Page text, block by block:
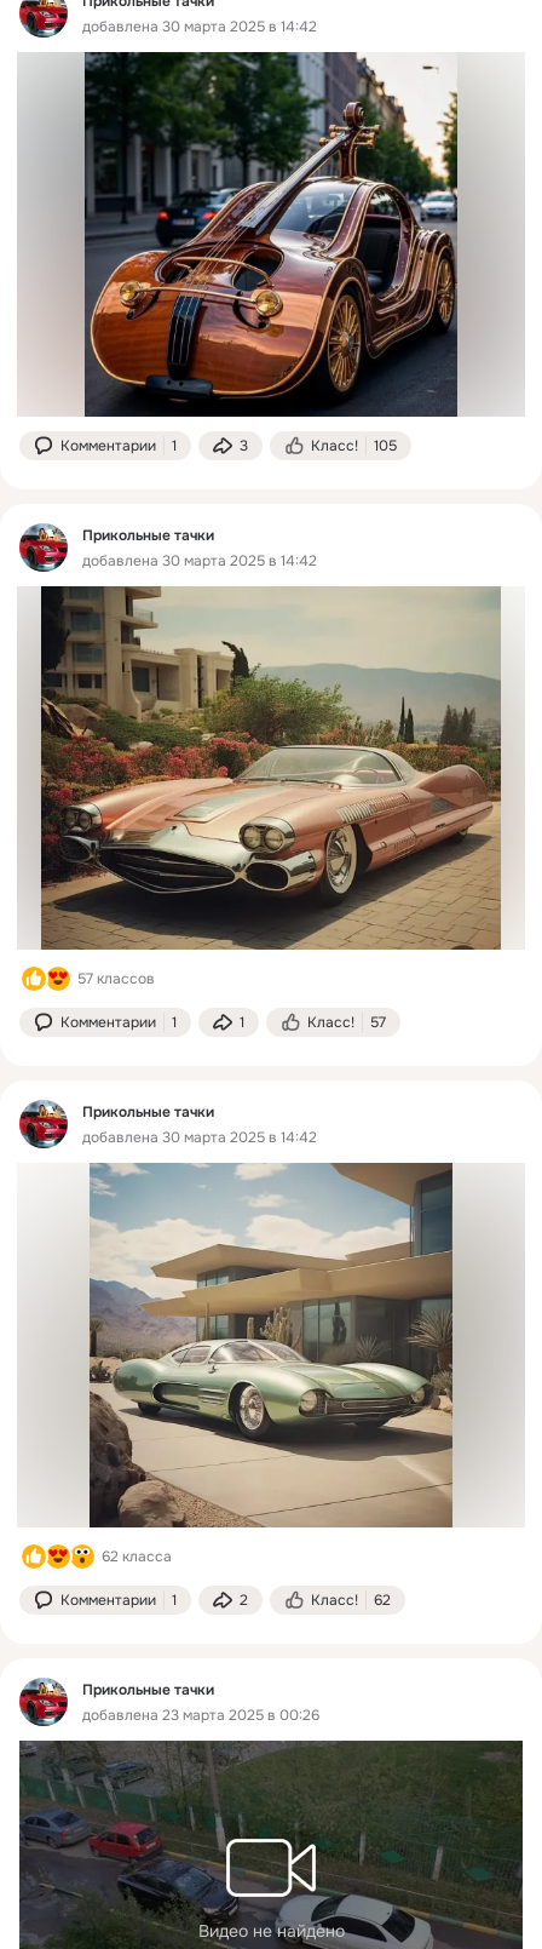
добавлена 30 марта 2025 в 14:42
Комментарии 1 3 Класс! 105
Прикольные тачки
добавлена 30 марта 2025 в 14:42
57 классов
Комментарии 1 1 Класс! 57
Прикольные тачки
добавлена 30 марта 2025 в 14:42
62 класса
Комментарии 1 2 Класс! 62
Прикольные тачки
добавлена 23 марта 2025 в 00:26
Видео не найдено